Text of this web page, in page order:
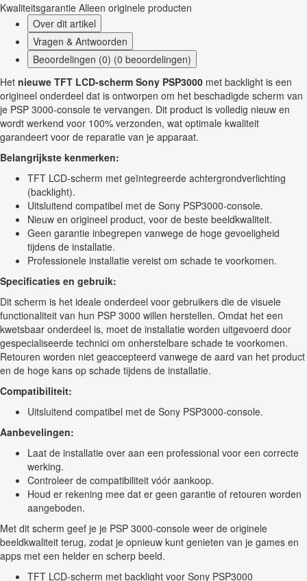
Kwaliteitsgarantie Alleen originele producten
Over dit artikel
Vragen & Antwoorden
Beoordelingen (0) (0 beoordelingen)
Het nieuwe TFT LCD-scherm Sony PSP3000 met backlight is een
origineel onderdeel dat is ontworpen om het beschadigde scherm van
je PSP 3000-console te vervangen. Dit product is volledig nieuw en
wordt werkend voor 100% verzonden, wat optimale kwaliteit
garandeert voor de reparatie van je apparaat.
Belangrijkste kenmerken:
TFT LCD-scherm met geïntegreerde achtergrondverlichting
(backlight).
Uitsluitend compatibel met de Sony PSP3000-console.
Nieuw en origineel product, voor de beste beeldkwaliteit.
Geen garantie inbegrepen vanwege de hoge gevoeligheid
tijdens de installatie.
Professionele installatie vereist om schade te voorkomen.
Specificaties en gebruik:
Dit scherm is het ideale onderdeel voor gebruikers die de visuele
functionaliteit van hun PSP 3000 willen herstellen. Omdat het een
kwetsbaar onderdeel is, moet de installatie worden uitgevoerd door
gespecialiseerde technici om onherstelbare schade te voorkomen.
Retouren worden niet geaccepteerd vanwege de aard van het product
en de hoge kans op schade tijdens de installatie.
Compatibiliteit:
Uitsluitend compatibel met de Sony PSP3000-console.
Aanbevelingen:
Laat de installatie over aan een professional voor een correcte
werking.
Controleer de compatibiliteit vóór aankoop.
Houd er rekening mee dat er geen garantie of retouren worden
aangeboden.
Met dit scherm geef je je PSP 3000-console weer de originele
beeldkwaliteit terug, zodat je opnieuw kunt genieten van je games en
apps met een helder en scherp beeld.
TFT LCD-scherm met backlight voor Sony PSP3000